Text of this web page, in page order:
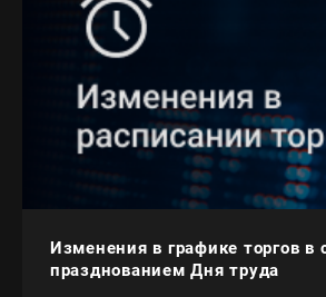
Изменения в графике торгов в
празднованием Дня труда